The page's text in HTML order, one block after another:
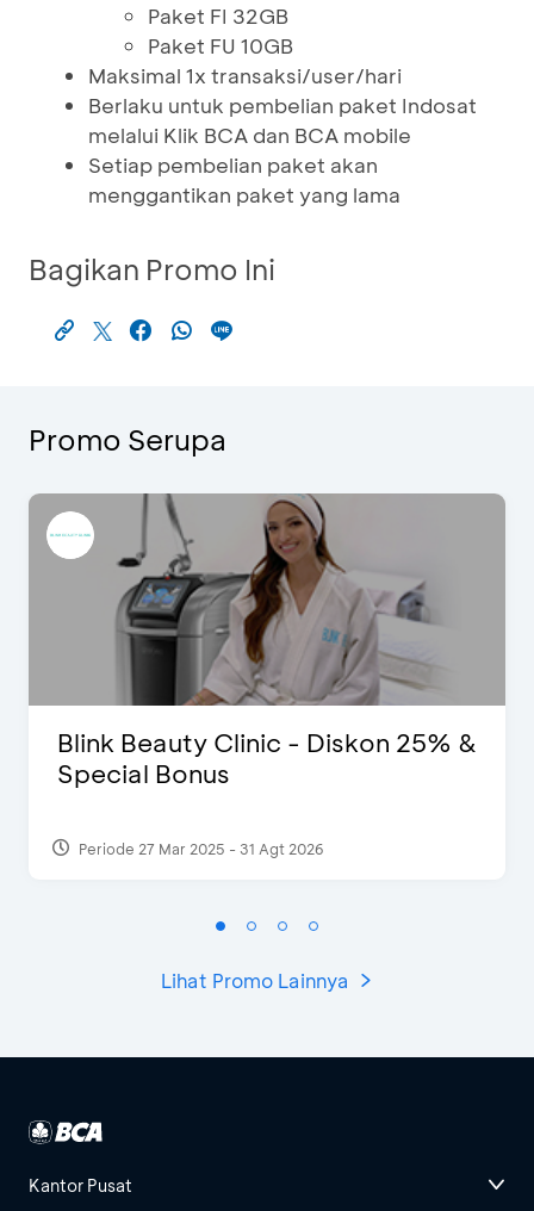
Paket FI 32GB
Paket FU 10GB
Maksimal 1x transaksi/user/hari
Berlaku untuk pembelian paket Indosat
melalui Klik BCA dan BCA mobile
Setiap pembelian paket akan
menggantikan paket yang lama
Bagikan Promo Ini
Promo Serupa
Blink Beauty Clinic - Diskon 25% &
Special Bonus
Periode 27 Mar 2025 - 31 Agt 2026
Lihat Promo Lainnya
Kantor Pusat